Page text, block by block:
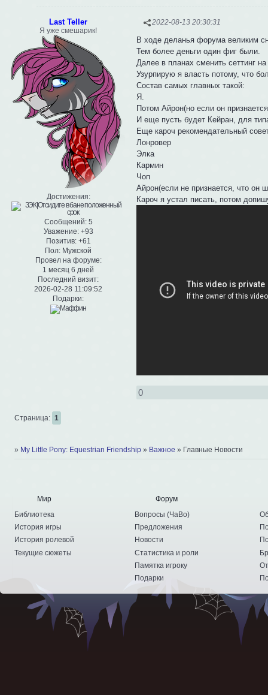
2022-08-13 20:30:31
Last Teller
Я уже смешарик!
Достижения:
Сообщений:5
Уважение: +93
Позитив: +61
Пол: Мужской
Провел на форуме:
1 месяц 6 дней
Последний визит:
2026-02-28 11:09:52
Подарки:
В ходе деланья форума великим
Тем более деньги один фиг были.
Далее в планах сменить сеттинг
Узурпирую я власть потому, что
Состав самых главных такой:
Я.
Потом Айрон(но если он
И еще пусть будет Кейран, для
Еще кароч рекомендательный
Лонровер
Элка
Кармин
Чоп
Айрон(если не признается, что он
Кароч я устал писать, потом
0
Страница: 1
» My Little Pony: Equestrian Friendship » Важное » Главные Новости
Мир
Библиотека
История игры
История ролевой
Текущие сюжеты
Форум
Вопросы (ЧаВо)
Предложения
Новости
Статистика и роли
Памятка игроку
Подарки